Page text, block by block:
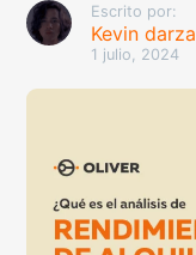
Escrito por:
Kevin darza
1 julio, 2024